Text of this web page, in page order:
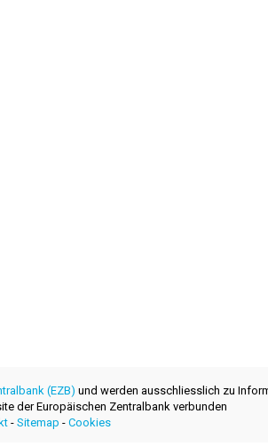
(EZB) und werden ausschliesslich zu
der Europäischen Zentralbank verbunden
- Sitemap - Cookies